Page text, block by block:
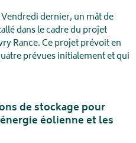
dernier, un mât de
dans le cadre du projet
Rance. Ce projet prévoit en
prévues initialement et qui
de stockage pour
éolienne et les